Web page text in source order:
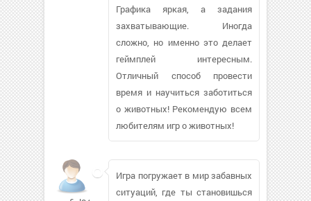
Графика яркая, а задания
захватывающие. Иногда
сложно, но именно это делает
геймплей интересным.
Отличный способ провести
время и научиться заботиться
о животных! Рекомендую всем
любителям игр о животных!
Игра погружает в мир забавных
ситуаций, где ты становишься